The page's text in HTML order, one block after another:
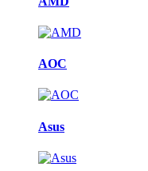
AOC
Asus